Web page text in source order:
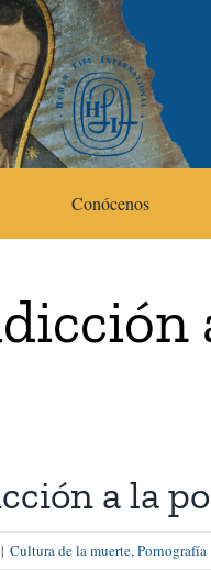
Conócenos
a la
| Cultura de la muerte,Pornografía